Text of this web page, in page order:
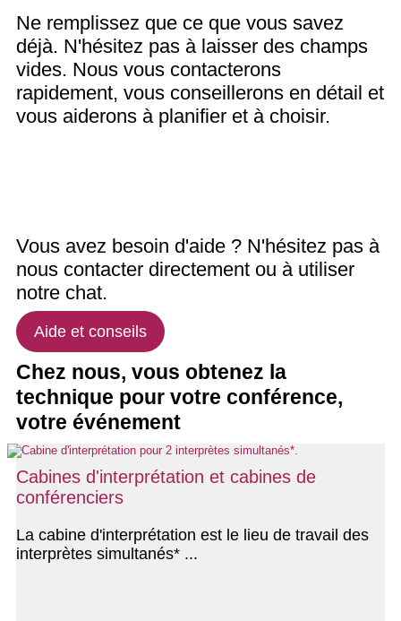
Ne remplissez que ce que vous savez
déjà. N'hésitez pas à laisser des champs
vides. Nous vous contacterons
rapidement, vous conseillerons en détail et
vous aiderons à planifier et à choisir.
Vous avez besoin d'aide ? N'hésitez pas à
nous contacter directement ou à utiliser
notre chat.
Aide et conseils
Chez nous, vous obtenez la
technique pour votre conférence,
votre événement
Cabines d'interprétation et cabines de
conférenciers
La cabine d'interprétation est le lieu de travail des
interprètes simultanés* ...